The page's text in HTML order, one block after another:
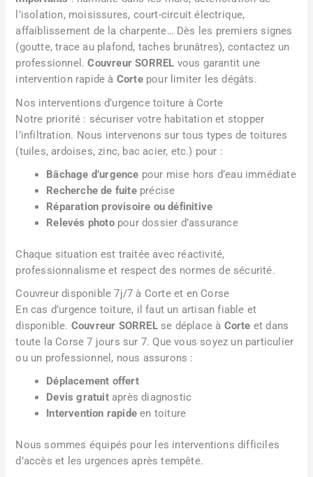
l’isolation, moisissures, court-circuit électrique,
affaiblissement de la charpente… Dès les premiers signes
(goutte, trace au plafond, taches brunâtres), contactez un
professionnel.Couvreur SORREL vous garantit une
intervention rapide à Cortepour limiter les dégâts.
Nos interventions d’urgence toiture à Corte
Notre priorité : sécuriser votre habitation et stopper
l’infiltration. Nous intervenons sur tous types de toitures
(tuiles, ardoises, zinc, bac acier, etc.) pour :
Bâchage d’urgence pour mise hors d’eau immédiate
Recherche de fuiteprécise
Réparation provisoire ou définitive
Relevés photopour dossier d’assurance
Chaque situation est traitée avec réactivité,
professionnalisme et respect des normes de sécurité.
Couvreur disponible 7j/7 à Corte et en Corse
En cas d’urgence toiture, il faut un artisan fiable et
disponible. Couvreur SORRELse déplace à Corte et dans
toute la Corse 7 jours sur 7. Que vous soyez un particulier
ou un professionnel, nous assurons :
Déplacement offert
Devis gratuitaprès diagnostic
Intervention rapide en toiture
Nous sommes équipés pour les interventions difficiles
d’accès et les urgences après tempête.